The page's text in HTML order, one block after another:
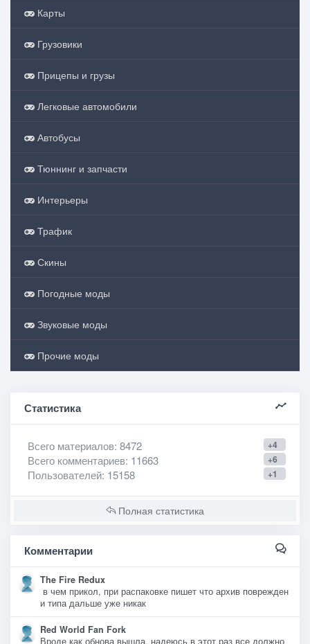
Карты
Грузовики
Прицепы и грузы
Легковые автомобили
Автобусы
Тюннинг и запчасти
Интерьеры
Трафик
Скины
Погодные моды
Звуковые моды
Прочие моды
Статистика
+4
Всего материалов: 8472
+6
Всего комментариев: 11663
+1
Пользователей: 15158
Полная статистика
Комментарии
The Fire Redux
в чем прикол, при распаковке пишет что архив поврежден
и типа дальше уже никак
Red World Fan Fork
Вроде как обнова вышла, надеюсь в этот раз все должно